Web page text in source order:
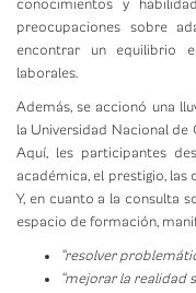
conocimientos y
preocupaciones sobre
encontrar un equilibrio
laborales.
Además, se accionó una
la Universidad Nacional de
Aquí, les participantes
académica, el prestigio, las
Y, en cuanto a la consulta
espacio de formación,
“resolver
“mejorar la realidad